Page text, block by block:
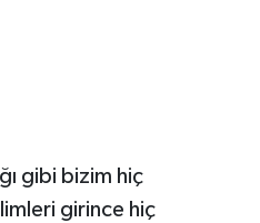
gibi bizim hiç
girince hiç